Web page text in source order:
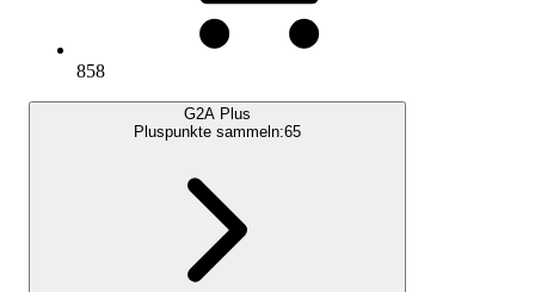
858
G2A Plus
Pluspunkte sammeln:65